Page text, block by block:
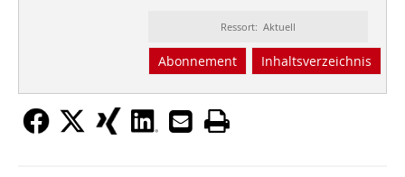
Ressort: Aktuell
Abonnement Inhaltsverzeichnis